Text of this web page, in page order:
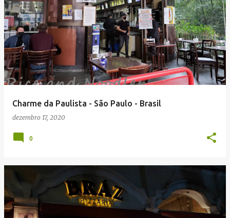
Charme da Paulista - São Paulo - Brasil
dezembro 17, 2020
0